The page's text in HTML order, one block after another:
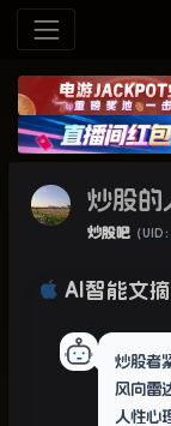
炒股的
炒股吧 （UID
AI智能文摘
炒股者
风向雷
人性心